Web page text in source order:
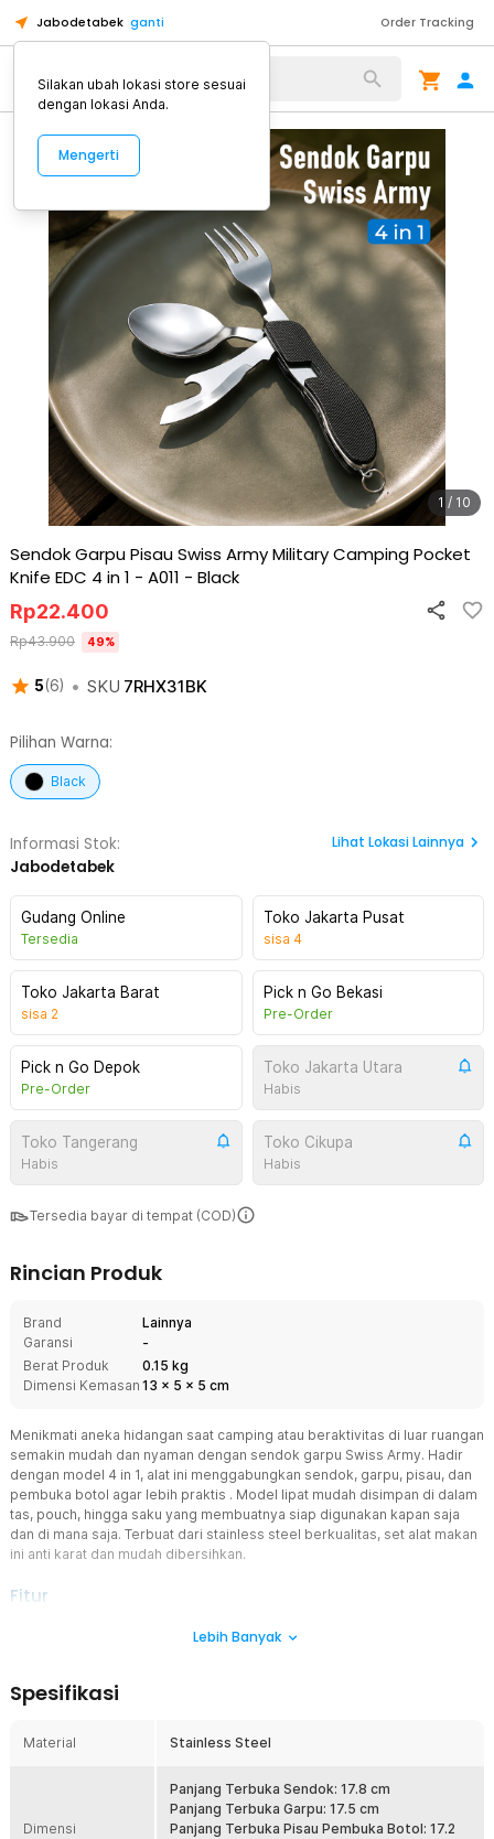
Jabodetabek ganti Order Tracking
Alat Kopi
1 / 10
Sendok Garpu Pisau Swiss Army Military Camping Pocket
Knife EDC 4 in 1 - A011 - Black
5(6) • SKU 7RHX31BK
Rp22.400
Rp43.900 49%
Pilihan Warna:
Black
Informasi Stok:
Jabodetabek
Lihat Lokasi Lainnya
Gudang Online
Tersedia
Toko Jakarta Pusat
sisa 4
Toko Jakarta Barat
sisa 2
Pick n Go Bekasi
Pre-Order
Pick n Go Depok
Pre-Order
Toko Jakarta Utara
Habis
Toko Tangerang
Habis
Toko Cikupa
Habis
Tersedia bayar di tempat (COD)
Rincian Produk
Brand
Lainnya
Garansi
-
Berat Produk
0.15 kg
Dimensi Kemasan 13 x 5 x 5 cm
Menikmati aneka hidangan saat camping atau beraktivitas di luar ruangan
semakin mudah dan nyaman dengan sendok garpu Swiss Army. Hadir
dengan model 4 in 1, alat ini menggabungkan sendok, garpu, pisau, dan
pembuka botol agar lebih praktis . Model lipat mudah disimpan di dalam
tas, pouch, hingga saku yang membuatnya siap digunakan kapan saja
dan di mana saja. Terbuat dari stainless steel berkualitas, set alat makan
ini anti karat dan mudah dibersihkan.
Fitur
menikmati berbagai hidangan hingga membuka tutup botol hanya
Ringkas dan Mudah Dibawa
untuk menemani aktivitas outdoor. Kini Anda dapat membawa alat
makan dengan mudah tanpa menguras ruang di dalam tas atau
carrier. Cukup lipat dan bawa sendok garpu untuk menikmati
Lebih Banyak
Spesifikasi
Material Stainless Steel
Dimensi
Panjang Terbuka Sendok: 17.8 cm
Panjang Terbuka Garpu: 17.5 cm
Panjang Terbuka Pisau Pembuka Botol: 17.2
Silakan ubah lokasi store sesuai
dengan lokasi Anda.
Mengerti